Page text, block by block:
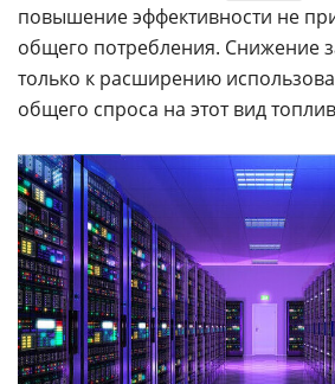
повышение эффективности не
общего потребления. Снижение
только к расширению
общего спроса на этот вид